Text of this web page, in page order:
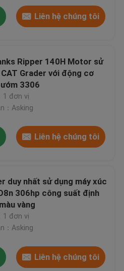
Liên hệ chúng tôi
Ripper 140H Motor sử
Grader với động cơ
3306
1 đơn vị
：Asking
Liên hệ chúng tôi
duy nhất sử dụng máy xúc
306hp công suất định
vàng
1 đơn vị
：Asking
Liên hệ chúng tôi
Sơn gốc được sử dụng Máy xúc lật CAT 938G, Bộ tải bánh xích Caterpillar 158HP Công suất động cơ
Độc thân sử dụng con lăn đường Dynapac CA25D mới sơn 125HP điện Deutz động cơ